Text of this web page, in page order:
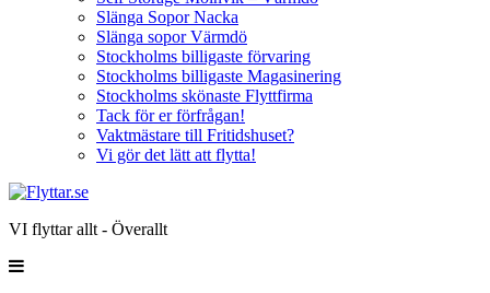
Slänga Sopor Nacka
Slänga sopor Värmdö
Stockholms billigaste förvaring
Stockholms billigaste Magasinering
Stockholms skönaste Flyttfirma
Tack för er förfrågan!
Vaktmästare till Fritidshuset?
Vi gör det lätt att flytta!
VI flyttar allt - Överallt